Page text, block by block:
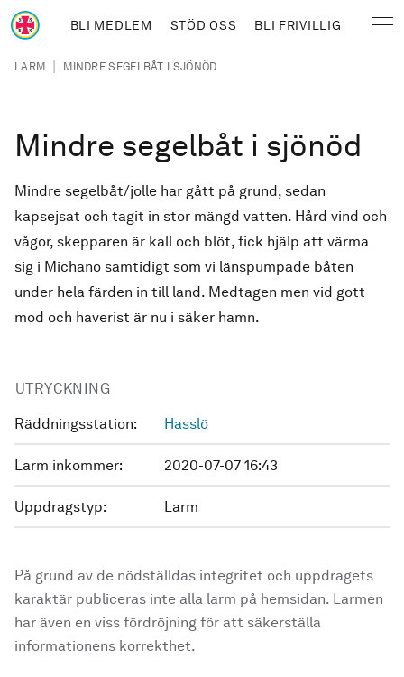
Hoppa till huvudinnehåll
BLI MEDLEM STÖD OSS BLI FRIVILLIG
Länkstig
LARM | MINDRE SEGELBÅT I SJÖNÖD
Mindre segelbåt i sjönöd
Mindre segelbåt/jolle har gått på grund, sedan
kapsejsat och tagit in stor mängd vatten. Hård vind och
vågor, skepparen är kall och blöt, fick hjälp att värma
sig i Michano samtidigt som vi länspumpade båten
under hela färden in till land. Medtagen men vid gott
mod och haverist är nu i säker hamn.
UTRYCKNING
Räddningsstation: Hasslö
Larm inkommer: 2020-07-07 16:43
Uppdragstyp: Larm
På grund av de nödställdas integritet och uppdragets
karaktär publiceras inte alla larm på hemsidan. Larmen
har även en viss fördröjning för att säkerställa
informationens korrekthet.